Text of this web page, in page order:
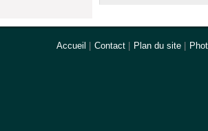
Accueil Contact Plan du site